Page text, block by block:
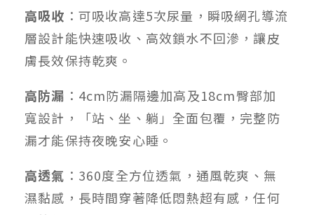
高吸收 ：可吸收高達5次尿量，瞬吸網孔導流
層設計能快速吸收、高效鎖水不回滲，讓皮
膚長效保持乾爽。
高防漏 ：4cm防漏隔邊加高及18cm臀部加
寬設計，「站、坐、躺」全面包覆，完整防
漏才能保持夜晚安心睡。
高透氣 ：360度全方位透氣，通風乾爽、無
濕黏感，長時間穿著降低悶熱超有感，任何